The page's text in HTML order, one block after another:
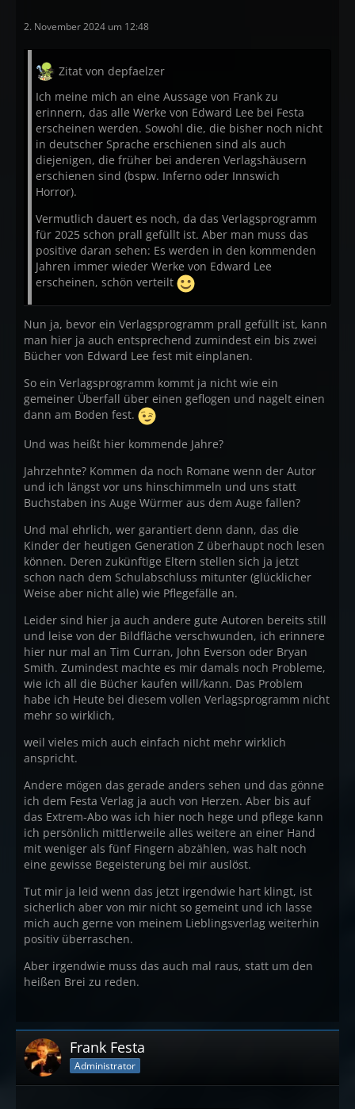
In Vorbereitung für das zweite Halbjahr
Algernon Blackwood Robert Aickman
Joachim Körber
5 Bände
Die besten Erzählungen des US-Magazin UNKNOWN
2. November 2024 um 12:48
Zitat von depfaelzer
Ich meine mich an eine Aussage von Frank zu
erinnern, das alle Werke von Edward Lee bei Festa
erscheinen werden. Sowohl die, die bisher noch nicht
in deutscher Sprache erschienen sind als auch
diejenigen, die früher bei anderen Verlagshäusern
erschienen sind (bspw. Inferno oder Innswich
Horror).
Vermutlich dauert es noch, da das Verlagsprogramm
für 2025 schon prall gefüllt ist. Aber man muss das
positive daran sehen: Es werden in den kommenden
Jahren immer wieder Werke von Edward Lee
erscheinen, schön verteilt
Nun ja, bevor ein Verlagsprogramm prall gefüllt ist, kann
man hier ja auch entsprechend zumindest ein bis zwei
Bücher von Edward Lee fest mit einplanen.
So ein Verlagsprogramm kommt ja nicht wie ein
gemeiner Überfall über einen geflogen und nagelt einen
dann am Boden fest.
Und was heißt hier kommende Jahre?
Jahrzehnte? Kommen da noch Romane wenn der Autor
und ich längst vor uns hinschimmeln und uns statt
Buchstaben ins Auge Würmer aus dem Auge fallen?
Und mal ehrlich, wer garantiert denn dann, das die
Kinder der heutigen Generation Z überhaupt noch lesen
können. Deren zukünftige Eltern stellen sich ja jetzt
schon nach dem Schulabschluss mitunter (glücklicher
Weise aber nicht alle) wie Pflegefälle an.
Leider sind hier ja auch andere gute Autoren bereits still
und leise von der Bildfläche verschwunden, ich erinnere
hier nur mal an Tim Curran, John Everson oder Bryan
Smith. Zumindest machte es mir damals noch Probleme,
wie ich all die Bücher kaufen will/kann. Das Problem
habe ich Heute bei diesem vollen Verlagsprogramm nicht
mehr so wirklich,
weil vieles mich auch einfach nicht mehr wirklich
anspricht.
Andere mögen das gerade anders sehen und das gönne
ich dem Festa Verlag ja auch von Herzen. Aber bis auf
das Extrem-Abo was ich hier noch hege und pflege kann
ich persönlich mittlerweile alles weitere an einer Hand
mit weniger als fünf Fingern abzählen, was halt noch
eine gewisse Begeisterung bei mir auslöst.
Tut mir ja leid wenn das jetzt irgendwie hart klingt, ist
sicherlich aber von mir nicht so gemeint und ich lasse
mich auch gerne von meinem Lieblingsverlag weiterhin
positiv überraschen.
Aber irgendwie muss das auch mal raus, statt um den
heißen Brei zu reden.
Frank Festa
Administrator